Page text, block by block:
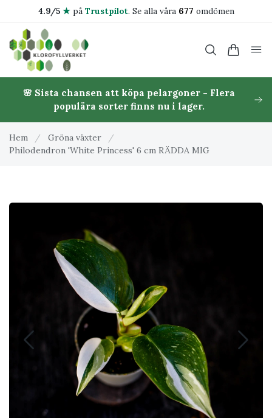
4.9/5 ★på Trustpilot. Se alla våra 677 omdömen
🌸 Sista chansen att köpa pelargoner - Flera
populära sorter finns nu i lager.
Hem / Gröna växter
/
Philodendron 'White Princess' 6 cm RÄDDA MIG